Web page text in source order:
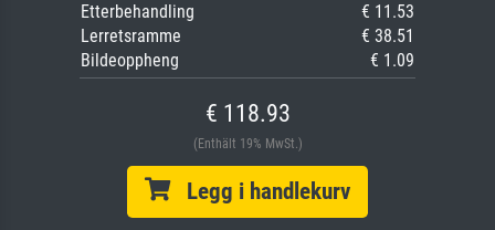
Etterbehandling
€ 11.53
Lerretsramme
€ 38.51
Bildeoppheng
€ 1.09
€ 118.93
(Enthält 19% MwSt.)
Legg i handlekurv